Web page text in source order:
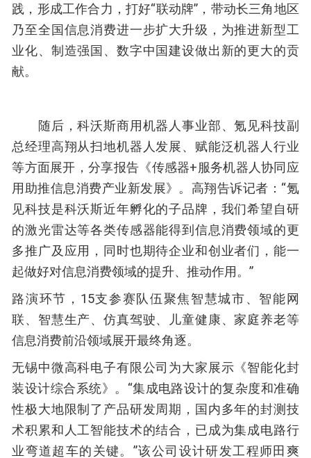
践，形成工作合力，打好“联动牌”，带动长三角地区
乃至全国信息消费进一步扩大升级，为推进新型工
业化、制造强国、数字中国建设做出新的更大的贡
献。
随后，科沃斯商用机器人事业部、氪见科技副
总经理高翔从扫地机器人发展、赋能泛机器人行业
等方面展开，分享报告《传感器+服务机器人协同应
用助推信息消费产业新发展》。高翔告诉记者：“氪
见科技是科沃斯近年孵化的子品牌，我们希望自研
的激光雷达等各类传感器能得到信息消费领域的更
多推广及应用，同时也期待企业和创业者们，能一
起做好对信息消费领域的提升、推动作用。”
路演环节，15支参赛队伍聚焦智慧城市、智能网
联、智慧生产、仿真驾驶、儿童健康、家庭养老等
信息消费前沿领域展开最终角逐。
无锡中微高科电子有限公司为大家展示《智能化封
装设计综合系统》。“集成电路设计的复杂度和准确
性极大地限制了产品研发周期，国内多年的封测技
术积累和人工智能技术的结合，已成为集成电路行
业弯道超车的关键。”该公司设计研发工程师田爽